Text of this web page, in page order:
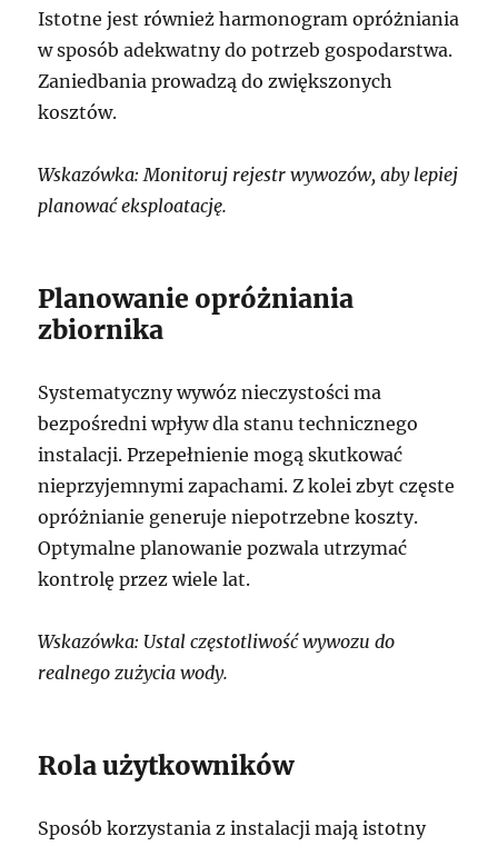
Istotne jest również harmonogram opróżniania
w sposób adekwatny do potrzeb gospodarstwa.
Zaniedbania prowadzą do zwiększonych
kosztów.
Wskazówka: Monitoruj rejestr wywozów, aby lepiej
planować eksploatację.
Planowanie opróżniania
zbiornika
Systematyczny wywóz nieczystości ma
bezpośredni wpływ dla stanu technicznego
instalacji. Przepełnienie mogą skutkować
nieprzyjemnymi zapachami. Z kolei zbyt częste
opróżnianie generuje niepotrzebne koszty.
Optymalne planowanie pozwala utrzymać
kontrolę przez wiele lat.
Wskazówka: Ustal częstotliwość wywozu do
realnego zużycia wody.
Rola użytkowników
Sposób korzystania z instalacji mają istotny